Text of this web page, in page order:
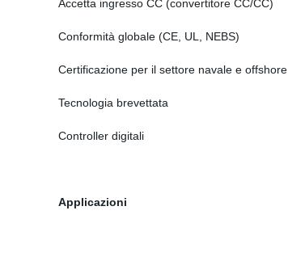
Accetta ingresso CC (convertitore CC/CC)
Conformità globale (CE, UL, NEBS)
Certificazione per il settore navale e offshore
Tecnologia brevettata
Controller digitali
Applicazioni